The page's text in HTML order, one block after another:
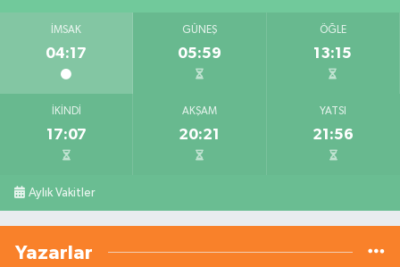
İMSAK
04:17
GÜNEŞ
05:59
ÖĞLE
13:15
İKINDI
17:07
AKŞAM
20:21
YATSI
21:56
Aylık Vakitler
Yazarlar